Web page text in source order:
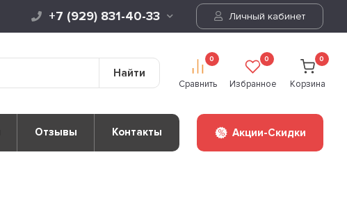
+7 (929) 831-40-33 Личный кабинет
Найти
0
Сравнить
0
Избранное
0
Корзина
Отзывы Контакты Акции-Скидки